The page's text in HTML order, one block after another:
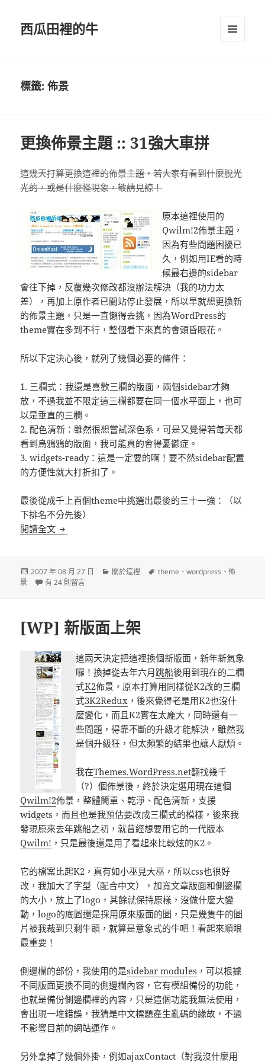
西瓜田裡的牛
標籤:佈景
更換佈景主題 :: 31強大車拼
這幾天打算更換這裡的佈景主題，若大家有看到什麼脫光
光的，或是什麼怪現象，敬請見諒！
原本這裡使用的
Qwilm!2佈景主題，
因為有些問題困擾已
久，例如用IE看的時
候最右邊的sidebar
會往下掉，反覆幾次修改都沒辦法解決（我的功力太
差），再加上原作者已關站停止發展，所以早就想更換新
的佈景主題，只是一直懶得去挑，因為WordPress的
theme實在多到不行，整個看下來真的會頭昏眼花。
所以下定決心後，就列了幾個必要的條件：
1. 三欄式：我還是喜歡三欄的版面，兩個sidebar才夠
放，不過我並不限定這三欄都要在同一個水平面上，也可
以是垂直的三欄。
2. 配色清新：雖然很想嘗試深色系，可是又覺得若每天都
看到烏鴉鴉的版面，我可能真的會得憂鬱症。
3. widgets-ready：這是一定要的啊！要不然sidebar配置
的方便性就大打折扣了。
最後從成千上百個theme中挑選出最後的三十一強：（以
下排名不分先後）
閱讀全文 更換佈景主題 :: 31強大車拼
發
佈
2007 年 08 月 27 日
分
關於這裡
標
theme 、wordpress 、佈
景
在〈更換佈景主題 :: 31強大車拼〉中
有 24 則留言
[WP] 新版面上架
這兩天決定把這裡換個新版面，新年新氣象
囉！換掉從去年六月跳船後用到現在的二欄
式K2佈景，原本打算用同樣從K2改的三欄
式3K2Redux ，後來覺得老是用K2也沒什
麼變化，而且K2實在太龐大，同時還有一
些問題，得靠不斷的升級才能解決，雖然我
是個升級狂，但太頻繁的結果也讓人厭煩。
我在Themes.WordPress.net翻找幾千
（?）個佈景後，終於決定選用現在這個
Qwilm!2佈景，整體簡單、乾淨、配色清新，支援
widgets，而且也是我預估要改成三欄式的模樣，後來我
發現原來去年跳船之初，就曾經想要用它的一代版本
Qwilm! ，只是最後還是用了看起來比較炫的K2。
它的檔案比起K2，真有如小巫見大巫，所以css也很好
改，我加大了字型（配合中文），加寬文章版面和側邊欄
的大小，放上了logo，其餘就保持原樣，沒做什麼大變
動，logo的底圖還是採用原來版面的圖，只是幾隻牛的圖
片被我裁到只剩牛頭，就算是意象式的牛吧！看起來順眼
最重要！
側邊欄的部份，我使用的是sidebar modules ，可以根據
不同版面更換不同的側邊欄內容，它有模組備份的功能，
也就是備份側邊欄裡的內容，只是這個功能我無法使用，
會出現一堆錯誤，我猜是中文標題產生亂碼的緣故，不過
不影響目前的網站運作。
另外拿掉了幾個外掛，例如ajaxContact （對我沒什麼用